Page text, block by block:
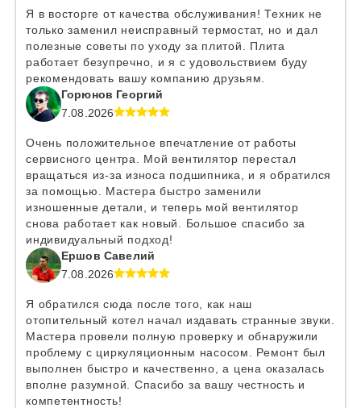
Я в восторге от качества обслуживания! Техник не
только заменил неисправный термостат, но и дал
полезные советы по уходу за плитой. Плита
работает безупречно, и я с удовольствием буду
рекомендовать вашу компанию друзьям.
Горюнов Георгий
7.08.2026
Очень положительное впечатление от работы
сервисного центра. Мой вентилятор перестал
вращаться из-за износа подшипника, и я обратился
за помощью. Мастера быстро заменили
изношенные детали, и теперь мой вентилятор
снова работает как новый. Большое спасибо за
индивидуальный подход!
Ершов Савелий
7.08.2026
Я обратился сюда после того, как наш
отопительный котел начал издавать странные звуки.
Мастера провели полную проверку и обнаружили
проблему с циркуляционным насосом. Ремонт был
выполнен быстро и качественно, а цена оказалась
вполне разумной. Спасибо за вашу честность и
компетентность!